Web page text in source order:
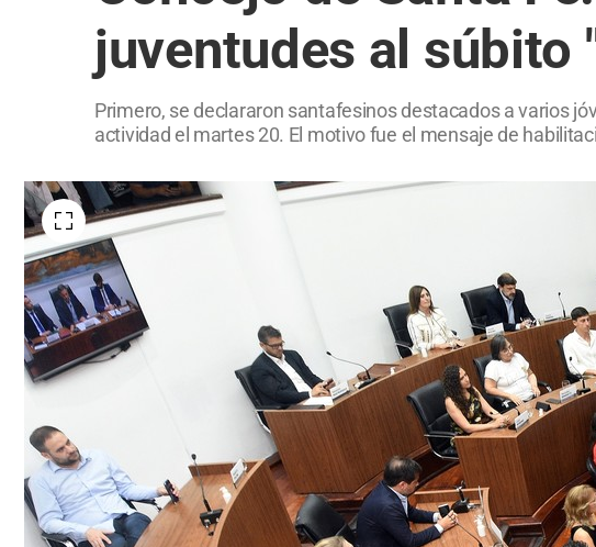
juventudes al súbito
Primero, se declararon santafesinos destacados a varios
actividad el martes 20. El motivo fue el mensaje de